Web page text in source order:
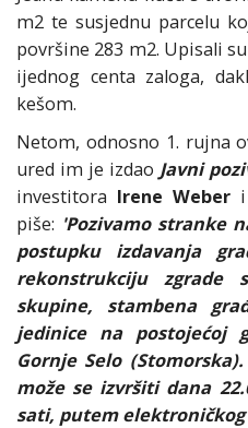
m2 te susjednu parcelu
površine 283 m2. Upisali
ijednog centa zaloga,
kešom.
Netom, odnosno 1. rujna
ured im je izdao Javni
investitora Irene Weber i
piše: 'Pozivamo stranke
postupku izdavanja
rekonstrukciju zgrade
skupine, stambena
jedinice na postojećoj
Gornje Selo
može se izvršiti dana
sati, putem